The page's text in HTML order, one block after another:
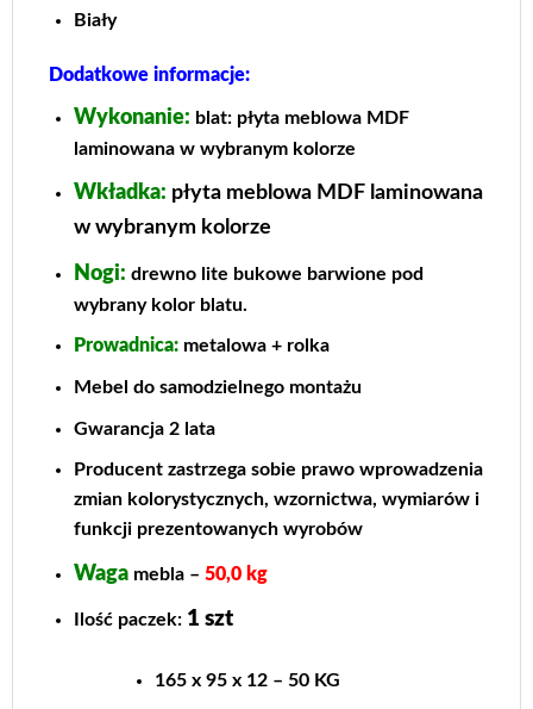
Biały
Dodatkowe informacje:
Wykonanie: blat: płyta meblowa MDF
laminowana w wybranym kolorze
Wkładka: płyta meblowa MDF laminowana
w wybranym kolorze
Nogi: drewno lite bukowe barwione pod
wybrany kolor blatu.
Prowadnica:metalowa + rolka
Mebel do samodzielnego montażu
Gwarancja 2 lata
Producent zastrzega sobie prawo wprowadzenia
zmian kolorystycznych, wzornictwa, wymiarów i
funkcji prezentowanych wyrobów
Wagamebla – 50,0 kg
Ilość paczek: 1 szt
165 x 95 x 12 – 50 KG